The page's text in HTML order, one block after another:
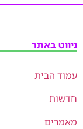
ניווט באתר
עמוד הבית
חדשות
מאמרים